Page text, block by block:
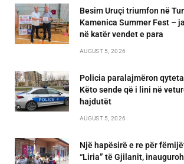
Besim Uruçi triumfon në
Kamenica Summer Fest –
në katër vendet e para
AUGUST 5, 2026
Policia paralajmëron
Këto sende që i lini në
hajdutët
AUGUST 5, 2026
Një hapësirë e re për
“Liria” të Gjilanit,